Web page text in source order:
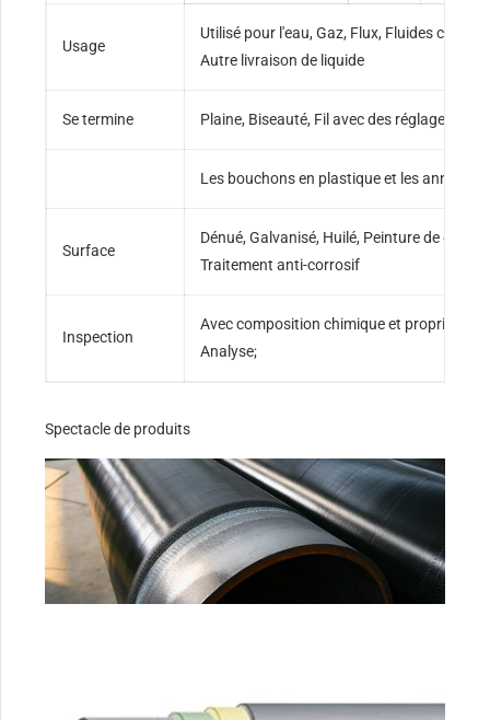
Usage
Utilisé pour l'eau, Gaz, Flux, Fluides
Autre livraison de liquide
Se termine Plaine, Biseauté, Fil avec des réglages ou
Les bouchons en plastique et les
Surface
Dénué, Galvanisé, Huilé, Peinture de
Traitement anti-corrosif
Inspection
Avec composition chimique et propriétés
Analyse;
Spectacle de produits